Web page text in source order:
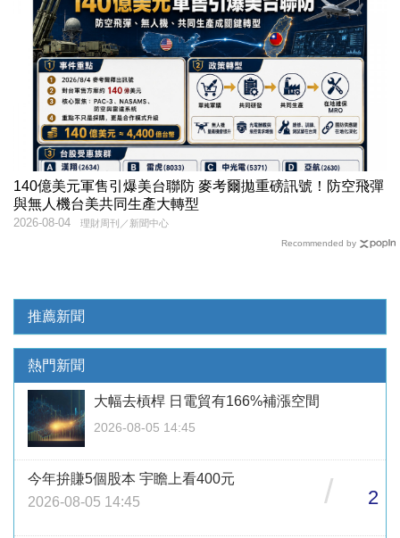
140億美元軍售引爆美台聯防 麥考爾拋重磅訊號！防空飛彈
與無人機台美共同生產大轉型
理財周刊／新聞中心
2026-08-04
Recommended by
推薦新聞
熱門新聞
大幅去槓桿 日電貿有166%補漲空間
2026-08-05 14:45
今年拚賺5個股本 宇瞻上看400元
2026-08-05 14:45
/ 2